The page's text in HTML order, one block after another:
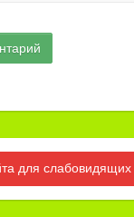
для слабовидящих